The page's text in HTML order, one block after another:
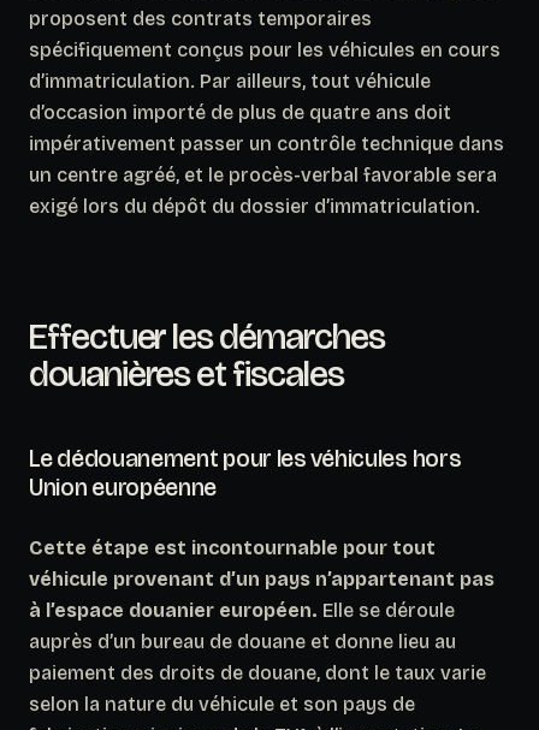
proposent des contrats temporaires
spécifiquement conçus pour les véhicules en cours
d’immatriculation. Par ailleurs, tout véhicule
d’occasion importé de plus de quatre ans doit
impérativement passer un contrôle technique dans
un centre agréé, et le procès-verbal favorable sera
exigé lors du dépôt du dossier d’immatriculation.
Effectuer les démarches
douanières et fiscales
Le dédouanement pour les véhicules hors
Union européenne
Cette étape est incontournable pour tout
véhicule provenant d’un pays n’appartenant pas
à l’espace douanier européen. Elle se déroule
auprès d’un bureau de douane et donne lieu au
paiement des droits de douane, dont le taux varie
selon la nature du véhicule et son pays de